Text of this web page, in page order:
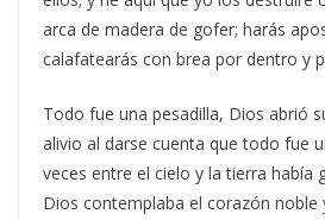
arca de madera de gofer; harás
calafatearás con brea por dentro y
Todo fue una pesadilla, Dios abrió
alivio al darse cuenta que todo fue
veces entre el cielo y la tierra había
Dios contemplaba el corazón noble